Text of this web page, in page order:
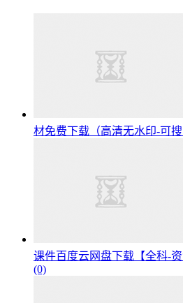
材免费下载（高清无水印-可搜
课件百度云网盘下载【全科-资
(0)